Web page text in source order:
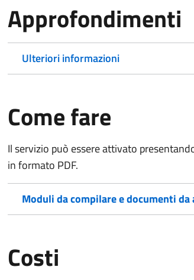
Approfondimenti
Ulteriori informazioni
Come fare
Il servizio può essere attivato
in formato PDF.
Moduli da compilare e documenti da
Costi